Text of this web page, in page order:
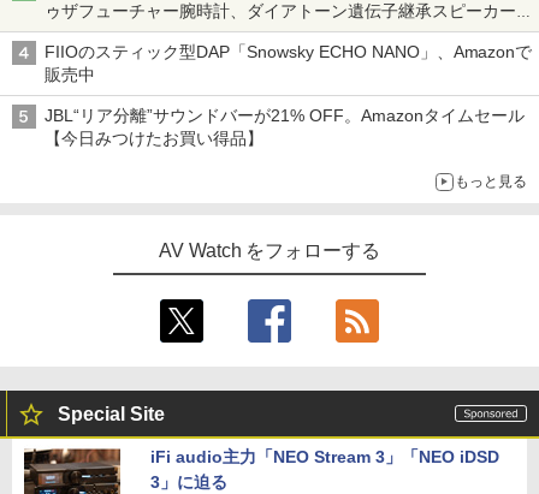
ゥザフューチャー腕時計、ダイアトーン遺伝子継承スピーカー
('26年8月3日～9日)
FIIOのスティック型DAP「Snowsky ECHO NANO」、Amazonで
販売中
JBL“リア分離”サウンドバーが21% OFF。Amazonタイムセール
【今日みつけたお買い得品】
もっと見る
AV Watch をフォローする
Special Site
iFi audio主力「NEO Stream 3」「NEO iDSD
3」に迫る